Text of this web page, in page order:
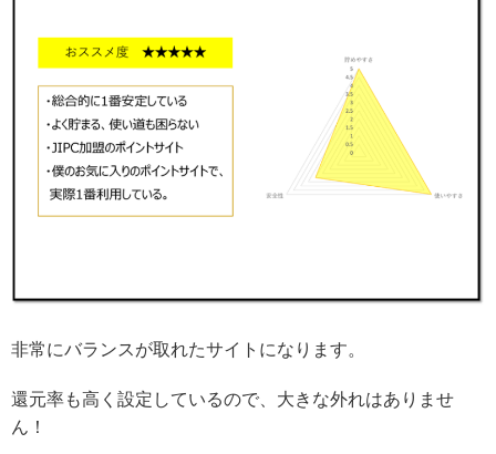
非常にバランスが取れたサイトになります。
還元率も高く設定しているので、大きな外れはありませ
ん！